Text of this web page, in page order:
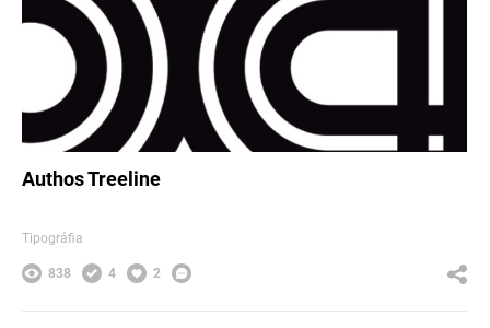
Authos Treeline
Tipográfia
838 4 2